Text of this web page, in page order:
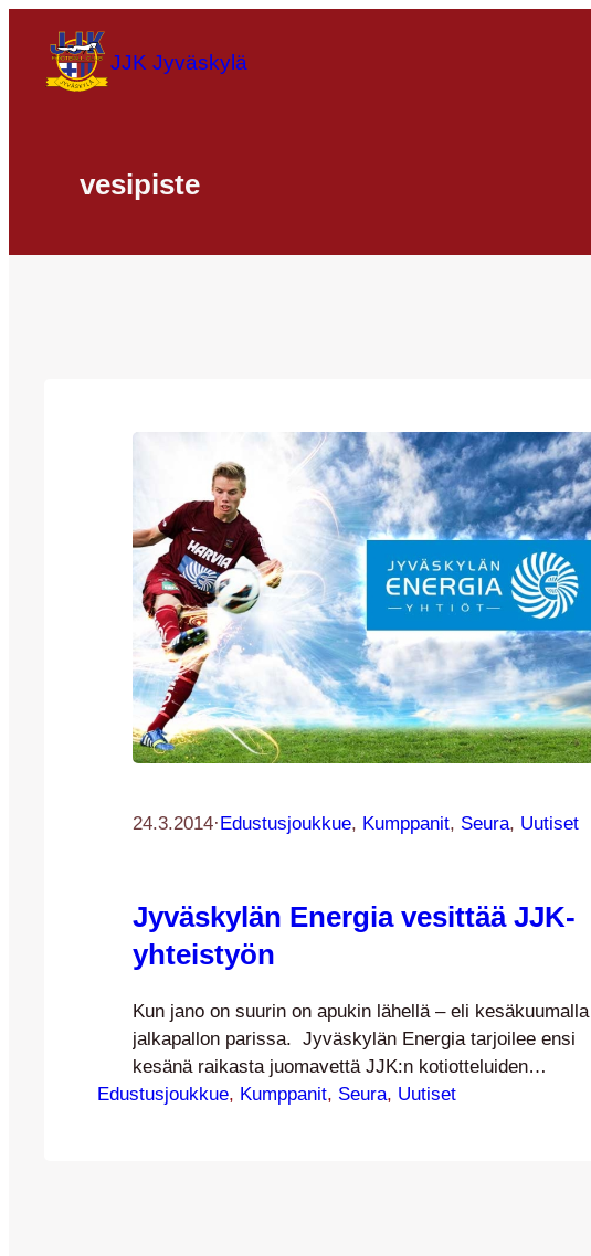
sisältöön
JJK Jyväskylä
vesipiste
24.3.2014·Edustusjoukkue, Kumppanit, Seura, Uutiset
Jyväskylän Energia vesittää JJK-
yhteistyön
Kun jano on suurin on apukin lähellä – eli kesäkuumalla
jalkapallon parissa. Jyväskylän Energia tarjoilee ensi
kesänä raikasta juomavettä JJK:n kotiotteluiden
yhteydessä. Jyväskylän Energia jatkaa JJK:n
Edustusjoukkue, Kumppanit, Seura, Uutiset